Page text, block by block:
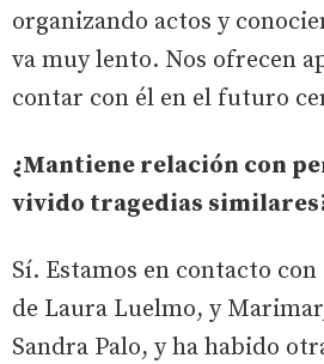
organizando actos y
va muy lento. Nos ofrecen
contar con él en el futuro
¿Mantiene relación con
vivido tragedias
Sí. Estamos en contacto
de Laura Luelmo, y
Sandra Palo, y ha habido